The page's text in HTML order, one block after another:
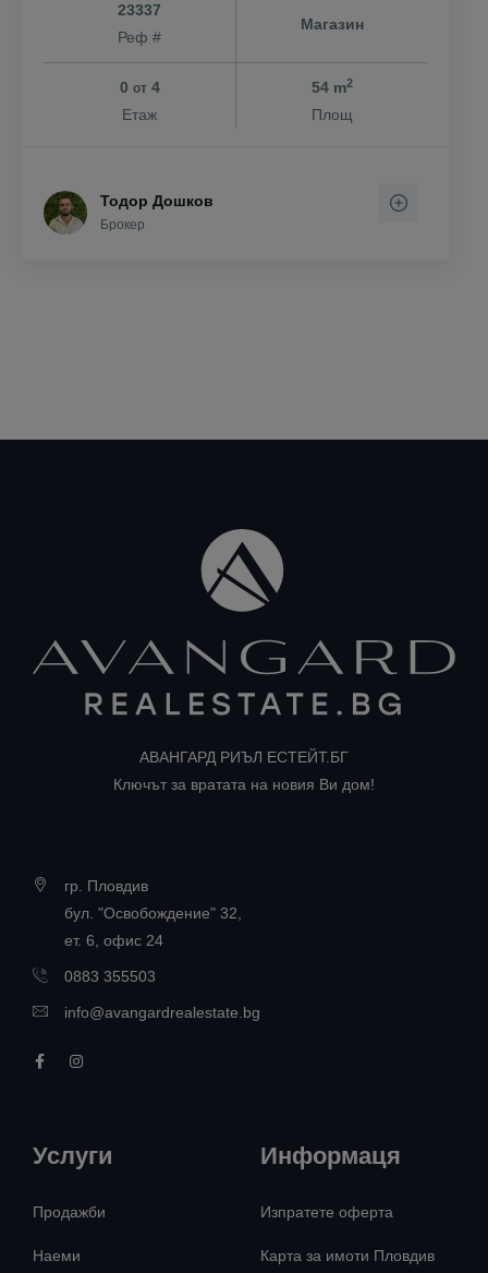
23337
Реф #
Магазин
0 от4
Етаж
54 m2
Площ
Тодор Дошков
Брокер
АВАНГАРД РИЪЛ ЕСТЕЙТ.БГ
Ключът за вратата на новия Ви дом!
гр. Пловдив
бул. "Освобождение" 32,
ет. 6, офис 24
0883 355503
info@avangardrealestate.bg
Услуги
Продажби
Наеми
Информаця
Изпратете оферта
Карта за имоти Пловдив